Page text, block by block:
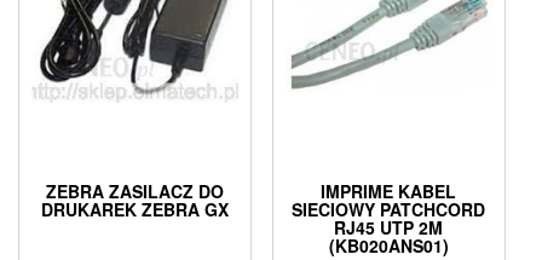
ZEBRA ZASILACZ DO
DRUKAREK ZEBRA GX
IMPRIME KABEL
SIECIOWY PATCHCORD
RJ45 UTP 2M
(KB020ANS01)